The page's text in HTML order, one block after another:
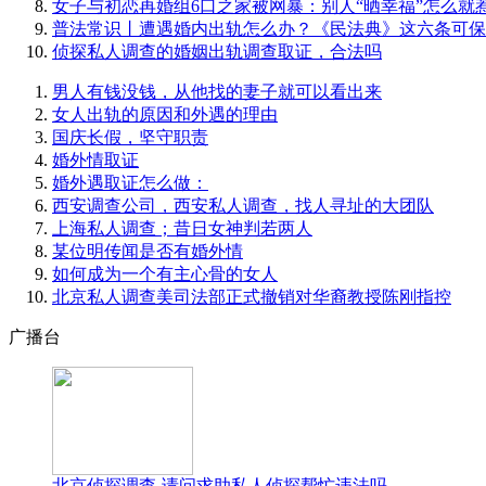
女子与初恋再婚组6口之家被网暴：别人“晒幸福”怎么就
普法常识丨遭遇婚内出轨怎么办？《民法典》这六条可
侦探私人调查的婚姻出轨调查取证，合法吗
男人有钱没钱，从他找的妻子就可以看出来
女人出轨的原因和外遇的理由
国庆长假，坚守职责
婚外情取证
婚外遇取证怎么做：
西安调查公司，西安私人调查，找人寻址的大团队
上海私人调查；昔日女神判若两人
某位明传闻是否有婚外情
如何成为一个有主心骨的女人
北京私人调查美司法部正式撤销对华裔教授陈刚指控
广播台